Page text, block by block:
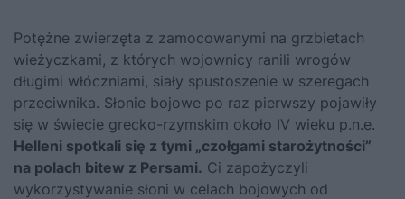
Potężne zwierzęta z zamocowanymi na grzbietach
wieżyczkami, z których wojownicy ranili wrogów
długimi włóczniami, siały spustoszenie w szeregach
przeciwnika. Słonie bojowe po raz pierwszy pojawiły
się w świecie grecko-rzymskim około IV wieku p.n.e.
Helleni spotkali się z tymi „czołgami starożytności”
na polach bitew z Persami. Ci zapożyczyli
wykorzystywanie słoni w celach bojowych od